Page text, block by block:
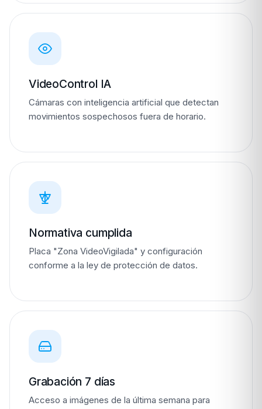
VideoControl IA
Cámaras con inteligencia artificial que detectan
movimientos sospechosos fuera de horario.
Normativa cumplida
Placa "Zona VideoVigilada" y configuración
conforme a la ley de protección de datos.
Grabación 7 días
Acceso a imágenes de la última semana para